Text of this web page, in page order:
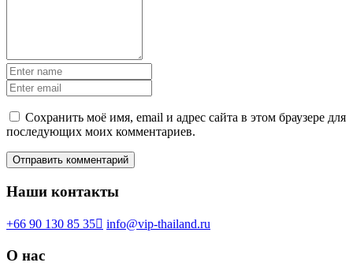
Сохранить моё имя, email и адрес сайта в этом браузере для
последующих моих комментариев.
Наши контакты
+66 90 130 85 35 info@vip-thailand.ru
О нас